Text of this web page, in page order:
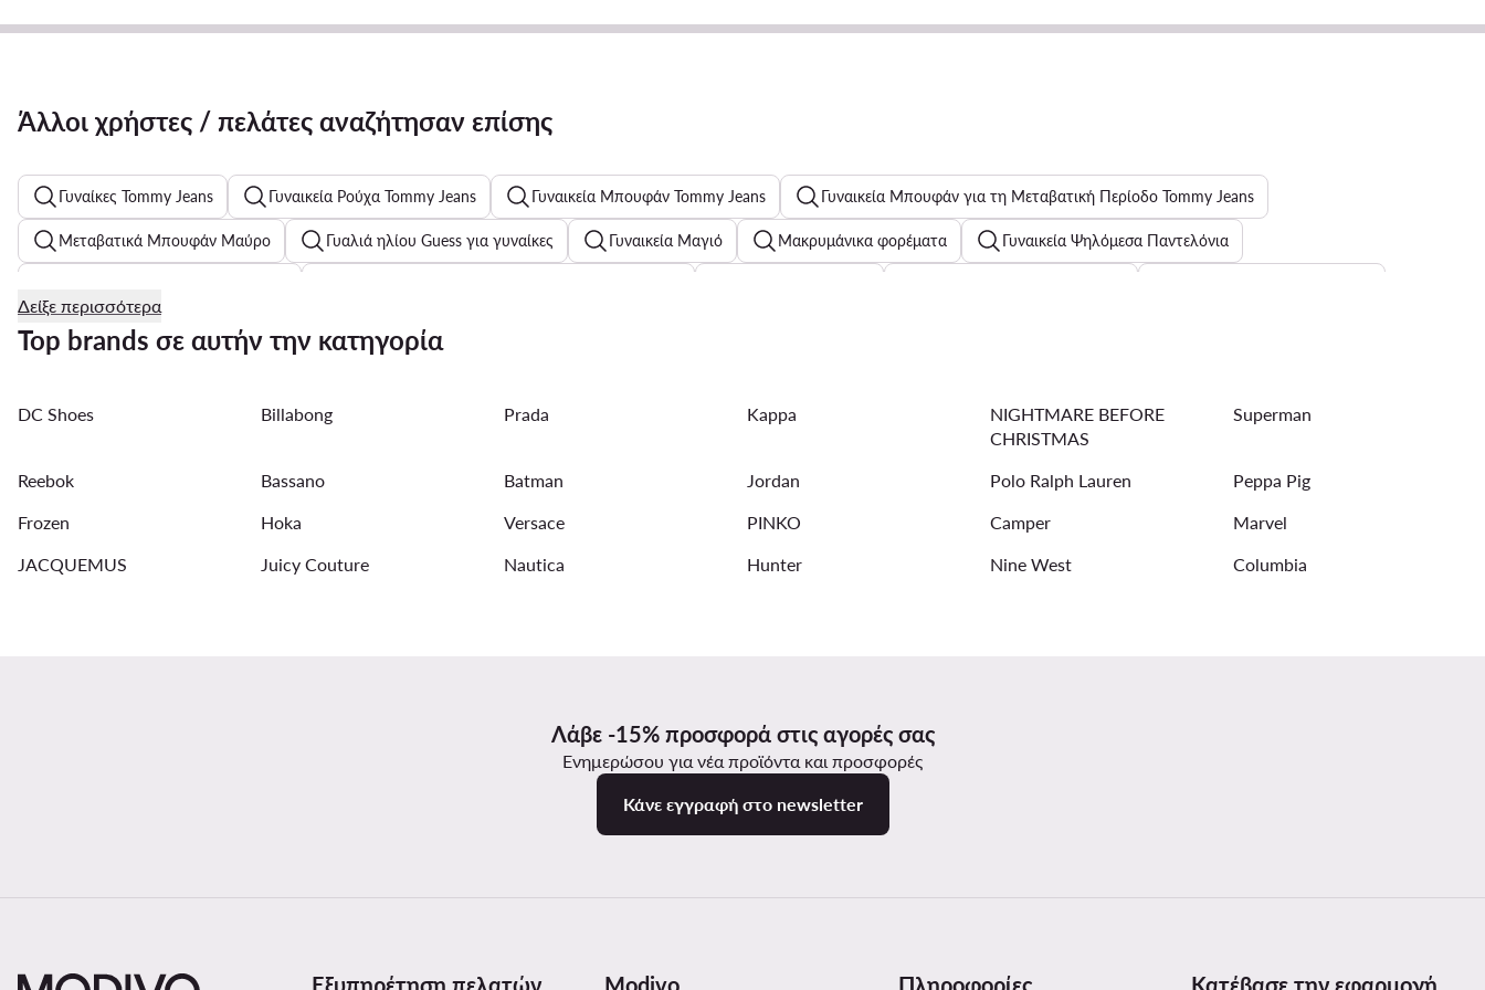
Άλλοι χρήστες / πελάτες αναζήτησαν επίσης
Γυναίκες Tommy Jeans Γυναικεία Ρούχα Tommy Jeans Γυναικεία Μπουφάν Tommy Jeans Γυναικεία Μπουφάν για τη Μεταβατική Περίοδο Tommy Jeans
Μεταβατικά Μπουφάν Μαύρο Γυαλιά ηλίου Guess για γυναίκες Γυναικεία Μαγιό Μακρυμάνικα φορέματα Γυναικεία Ψηλόμεσα Παντελόνια
Παντελόνια Tommy Hilfiger για γυναίκες
Ανδρικά Τζιν Slim Fit Calvin Klein Jeans Γυναικεία σορτς ποδηλασίας Γυναικεία Αθλητικά Σακίδια Πλάτης Reebok Γυναικείες Καλοκαιρινές Πλατφόρμες
Δείξε περισσότερα
Top brands σε αυτήν την κατηγορία
DC Shoes Billabong Prada Kappa
NIGHTMARE BEFORE
CHRISTMAS
Superman
Reebok Bassano Batman Jordan Polo Ralph Lauren
Peppa Pig
Frozen
Hoka Versace PINKO Camper
Marvel
JACQUEMUS
Juicy Couture Nautica Hunter Nine West Columbia
Λάβε -15% προσφορά στις αγορές σας
Ενημερώσου για νέα προϊόντα και προσφορές
Κάνε εγγραφή στο newsletter
Εξυπηρέτηση πελατών Modivo Πληροφορίες Κατέβασε την εφαρμογή